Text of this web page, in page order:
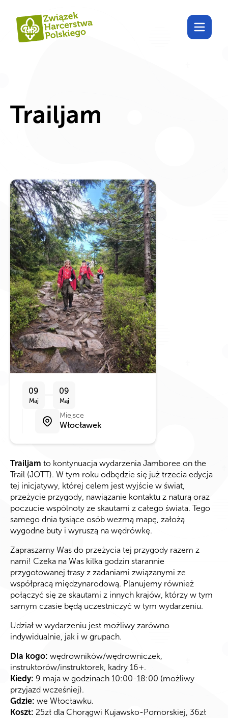
Poznaj Harcdom!
Trailjam
09
Maj
09
Maj
Miejsce
Włocławek
Trailjam to kontynuacja wydarzenia Jamboree on the
Trail (JOTT). W tym roku odbędzie się już trzecia edycja
tej inicjatywy, której celem jest wyjście w świat,
przeżycie przygody, nawiązanie kontaktu z naturą oraz
poczucie wspólnoty ze skautami z całego świata. Tego
samego dnia tysiące osób wezmą mapę, założą
wygodne buty i wyruszą na wędrówkę.
Zapraszamy Was do przeżycia tej przygody razem z
nami! Czeka na Was kilka godzin starannie
przygotowanej trasy z zadaniami związanymi ze
współpracą międzynarodową. Planujemy również
połączyć się ze skautami z innych krajów, którzy w tym
samym czasie będą uczestniczyć w tym wydarzeniu.
Udział w wydarzeniu jest możliwy zarówno
indywidualnie, jak i w grupach.
Dla kogo: wędrowników/wędrowniczek,
instruktorów/instruktorek, kadry 16+.
Kiedy: 9 maja w godzinach 10:00-18:00 (możliwy
przyjazd wcześniej).
Gdzie: we Włocławku.
Koszt: 25zł dla Chorągwi Kujawsko-Pomorskiej, 36zł